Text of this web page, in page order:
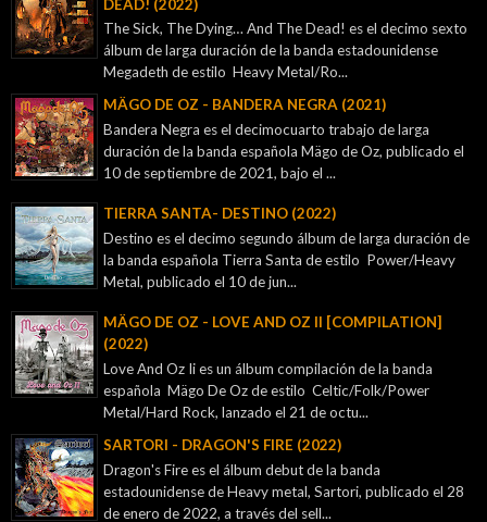
DEAD! (2022)
The Sick, The Dying… And The Dead! es el decimo sexto
álbum de larga duración de la banda estadounidense
Megadeth de estilo Heavy Metal/Ro...
MÄGO DE OZ - BANDERA NEGRA (2021)
Bandera Negra es el decimocuarto trabajo de larga
duración de la banda española Mägo de Oz, publicado el
10 de septiembre de 2021, bajo el ...
TIERRA SANTA- DESTINO (2022)
Destino es el decimo segundo álbum de larga duración de
la banda española Tierra Santa de estilo Power/Heavy
Metal, publicado el 10 de jun...
MÄGO DE OZ - LOVE AND OZ II [COMPILATION]
(2022)
Love And Oz Ii es un álbum compilación de la banda
española Mägo De Oz de estilo Celtic/Folk/Power
Metal/Hard Rock, lanzado el 21 de octu...
SARTORI - DRAGON'S FIRE (2022)
Dragon's Fire es el álbum debut de la banda
estadounidense de Heavy metal, Sartori, publicado el 28
de enero de 2022, a través del sell...